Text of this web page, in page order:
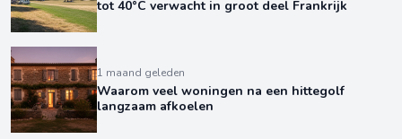
tot 40°C verwacht in groot deel Frankrijk
1 maand geleden
Waarom veel woningen na een hittegolf
langzaam afkoelen